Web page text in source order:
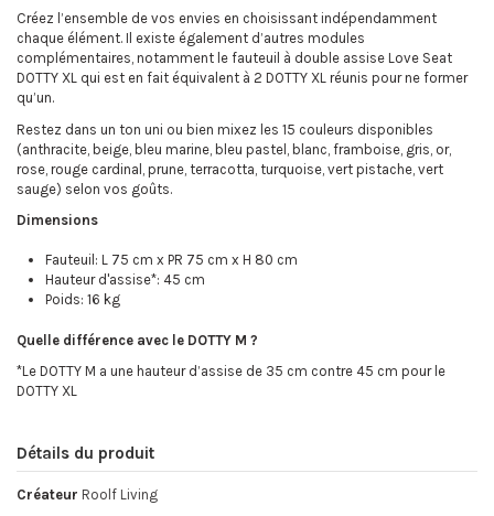
Créez l’ensemble de vos envies en choisissant indépendamment
chaque élément. Il existe également d’autres modules
complémentaires, notamment le fauteuil à double assise Love Seat
DOTTY XL qui est en fait équivalent à 2 DOTTY XL réunis pour ne former
qu’un.
Restez dans un ton uni ou bien mixez les 15 couleurs disponibles
(anthracite, beige, bleu marine, bleu pastel, blanc, framboise, gris, or,
rose, rouge cardinal, prune, terracotta, turquoise, vert pistache, vert
sauge) selon vos goûts.
Dimensions
Fauteuil: L 75 cm x PR 75 cm x H 80 cm
Hauteur d'assise*: 45 cm
Poids: 16 kg
Quelle différence avec le DOTTY M ?
*Le DOTTY M a une hauteur d’assise de 35 cm contre 45 cm pour le
DOTTY XL
Détails du produit
Créateur Roolf Living